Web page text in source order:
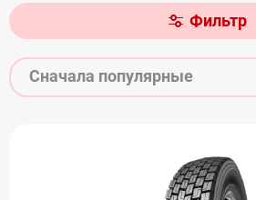
Фильтр
Сначала популярные